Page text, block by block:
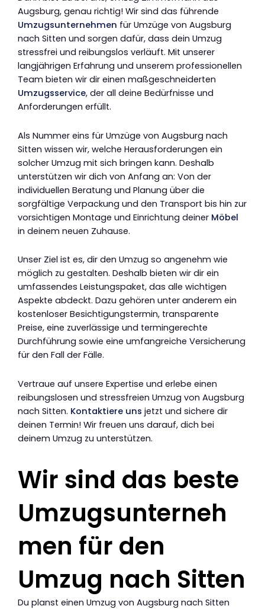
Augsburg, genau richtig! Wir sind das führende
Umzugsunternehmen für Umzüge von Augsburg
nach Sitten und sorgen dafür, dass dein Umzug
stressfrei und reibungslos verläuft. Mit unserer
langjährigen Erfahrung und unserem professionellen
Team bieten wir dir einen maßgeschneiderten
Umzugsservice, der all deine Bedürfnisse und
Anforderungen erfüllt.
Als Nummer eins für Umzüge von Augsburg nach
Sitten wissen wir, welche Herausforderungen ein
solcher Umzug mit sich bringen kann. Deshalb
unterstützen wir dich von Anfang an: Von der
individuellen Beratung und Planung über die
sorgfältige Verpackung und den Transport bis hin zur
vorsichtigen Montage und Einrichtung deiner Möbel
in deinem neuen Zuhause.
Unser Ziel ist es, dir den Umzug so angenehm wie
möglich zu gestalten. Deshalb bieten wir dir ein
umfassendes Leistungspaket, das alle wichtigen
Aspekte abdeckt. Dazu gehören unter anderem ein
kostenloser Besichtigungstermin, transparente
Preise, eine zuverlässige und termingerechte
Durchführung sowie eine umfangreiche Versicherung
für den Fall der Fälle.
Vertraue auf unsere Expertise und erlebe einen
reibungslosen und stressfreien Umzug von Augsburg
nach Sitten. Kontaktiere uns jetzt und sichere dir
deinen Termin! Wir freuen uns darauf, dich bei
deinem Umzug zu unterstützen.
Wir sind das beste
Umzugsunterneh
men für den
Umzug nach Sitten
Du planst einen Umzug von Augsburg nach Sitten